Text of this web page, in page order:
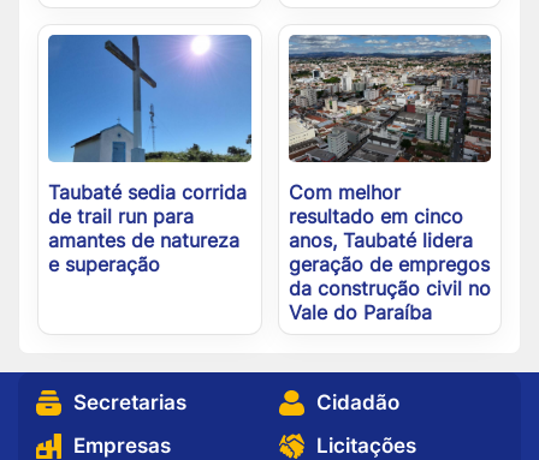
Taubaté sedia corrida
de trail run para
amantes de natureza
e superação
Com melhor
resultado em cinco
anos, Taubaté lidera
geração de empregos
da construção civil no
Vale do Paraíba
Secretarias
Cidadão
Empresas
Licitações